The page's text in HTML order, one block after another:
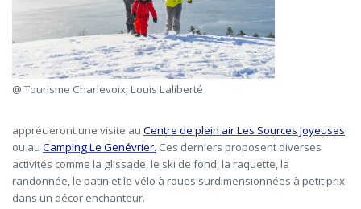
@ Tourisme Charlevoix, Louis Laliberté
apprécieront une visite au Centre de plein air Les Sources Joyeuses
ou au Camping Le Genévrier. Ces derniers proposent diverses
activités comme la glissade, le ski de fond, la raquette, la
randonnée, le patin et le vélo à roues surdimensionnées à petit prix
dans un décor enchanteur.